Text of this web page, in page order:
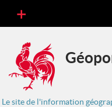
Le site de l'information